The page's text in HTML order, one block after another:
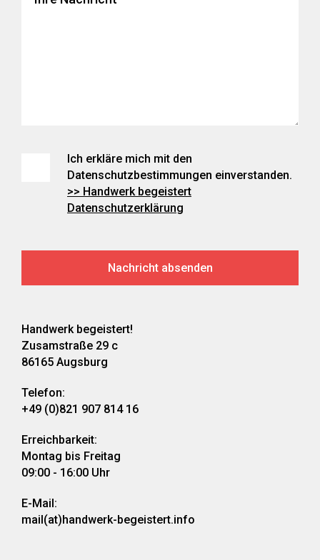
Ich erkläre mich mit den
Datenschutzbestimmungen einverstanden.
>> Handwerk begeistert
Datenschutzerklärung
Handwerk begeistert!
Zusamstraße 29 c
86165 Augsburg
Telefon:
+49 (0)821 907 814 16
Erreichbarkeit:
Montag bis Freitag
09:00 - 16:00 Uhr
E-Mail:
mail(at)handwerk-begeistert.info